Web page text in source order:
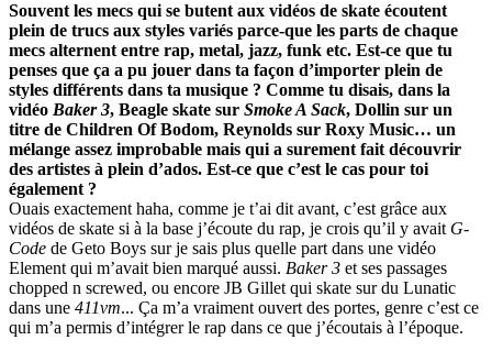
Souvent les mecs qui se butent aux vidéos de skate écoutent
plein de trucs aux styles variés parce-que les parts de chaque
mecs alternent entre rap, metal, jazz, funk etc. Est-ce que tu
penses que ça a pu jouer dans ta façon d’importer plein de
styles différents dans ta musique ? Comme tu disais, dans la
vidéo Baker 3, Beagle skate sur Smoke A Sack, Dollin sur un
titre de Children Of Bodom, Reynolds sur Roxy Music… un
mélange assez improbable mais qui a surement fait découvrir
des artistes à plein d’ados. Est-ce que c’est le cas pour toi
également ?
Ouais exactement haha, comme je t’ai dit avant, c’est grâce aux
vidéos de skate si à la base j’écoute du rap, je crois qu’il y avait G-
Code de Geto Boys sur je sais plus quelle part dans une vidéo
Element qui m’avait bien marqué aussi. Baker 3 et ses passages
chopped n screwed, ou encore JB Gillet qui skate sur du Lunatic
dans une 411vm... Ça m’a vraiment ouvert des portes, genre c’est ce
qui m’a permis d’intégrer le rap dans ce que j’écoutais à l’époque.